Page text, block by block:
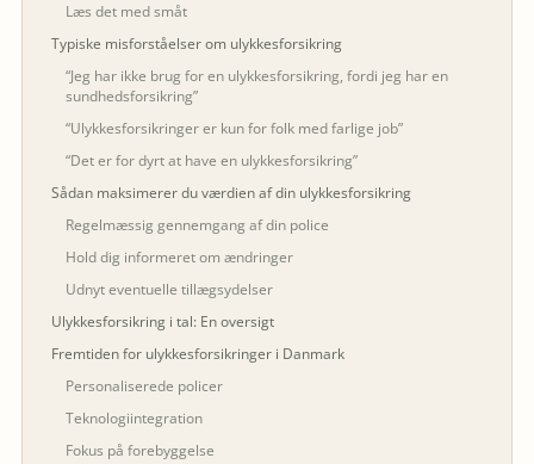
Læs det med småt
Typiske misforståelser om ulykkesforsikring
“Jeg har ikke brug for en ulykkesforsikring, fordi jeg har en
sundhedsforsikring”
“Ulykkesforsikringer er kun for folk med farlige job”
“Det er for dyrt at have en ulykkesforsikring”
Sådan maksimerer du værdien af din ulykkesforsikring
Regelmæssig gennemgang af din police
Hold dig informeret om ændringer
Udnyt eventuelle tillægsydelser
Ulykkesforsikring i tal: En oversigt
Fremtiden for ulykkesforsikringer i Danmark
Personaliserede policer
Teknologiintegration
Fokus på forebyggelse